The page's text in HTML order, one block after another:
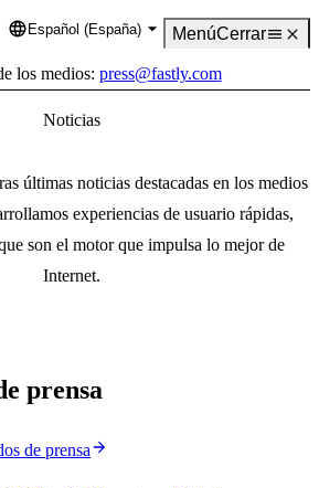
Language
Español (España) MenúCerrar
los medios: press@fastly.com
Noticias
últimas noticias destacadas en los medios
experiencias de usuario rápidas,
son el motor que impulsa lo mejor de
Internet.
prensa
de prensa